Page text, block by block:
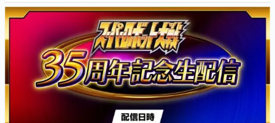
特集記事
マンガ
女性向け
アプリレビュー
その他